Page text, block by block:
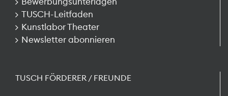
TUSCH-Leitfaden
Kunstlabor Theater
Newsletter abonnieren
TUSCH FÖRDERER / FREUNDE